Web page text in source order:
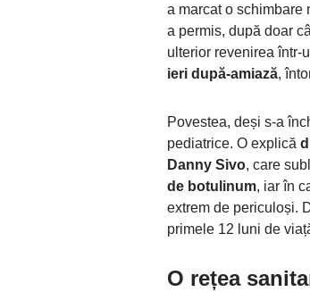
a marcat o schimbare
a permis, după doar
ulterior revenirea într-
ieri după-amiază,
Povestea, deși s-a
pediatrice. O explică
Danny Sivo, care
de botulinum, iar în
extrem de periculoși.
primele 12 luni de
O rețea